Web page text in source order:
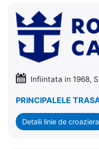
Infiintata in 1968,
PRINCIPALELE
Detalii linie de croaziera